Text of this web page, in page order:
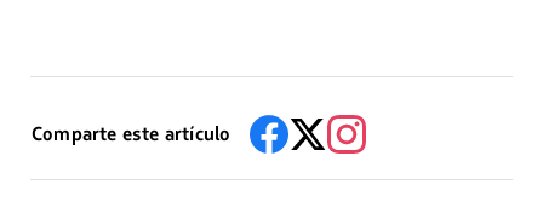
Comparte este artículo